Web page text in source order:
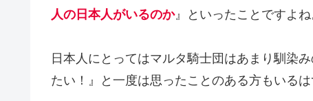
人の日本人がいるのか』といったことですよね
日本人にとってはマルタ騎士団はあまり馴染
たい！』と一度は思ったことのある方もいるは